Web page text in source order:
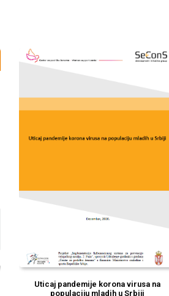
Uticaj pandemije korona virusa na
populaciju mladih u Srbiji